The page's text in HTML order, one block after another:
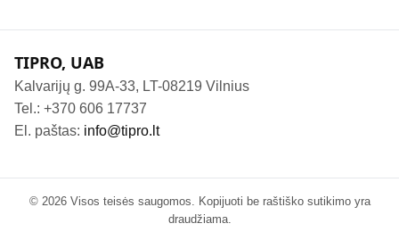
TIPRO, UAB
Kalvarijų g. 99A-33, LT-08219 Vilnius
Tel.: +370 606 17737
El. paštas: info@tipro.lt
© 2026 Visos teisės saugomos. Kopijuoti be raštiško sutikimo yra
draudžiama.